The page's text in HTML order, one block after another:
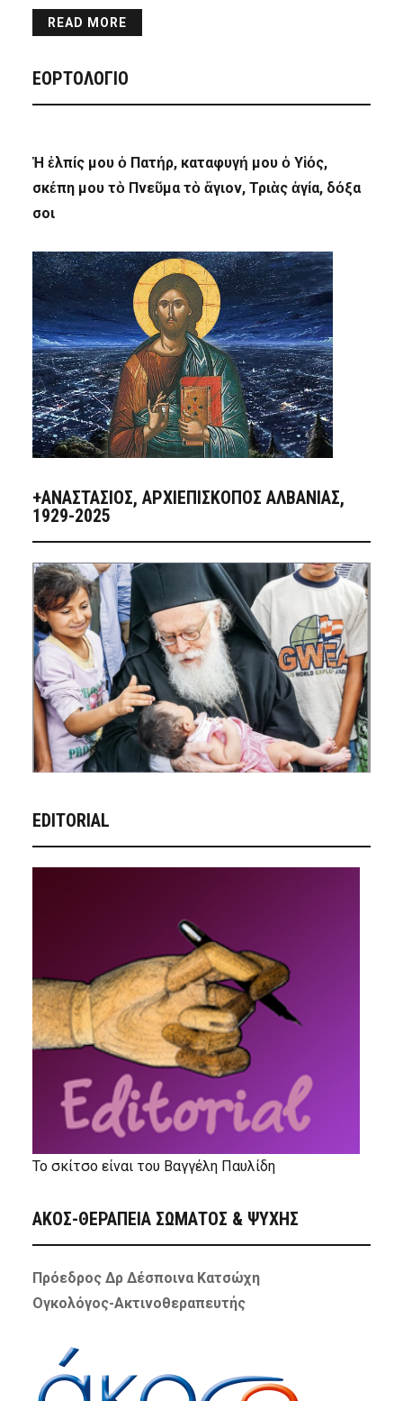
READ MORE
ΕΟΡΤΟΛΟΓΙΟ
Ἡ ἐλπίς μου ὁ Πατήρ, καταφυγή μου ὁ Υἱός,
σκέπη μου τὸ Πνεῦμα τὸ ἅγιον, Τριὰς ἁγία, δόξα
σοι
+ΑΝΑΣΤΆΣΙΟΣ, ΑΡΧΙΕΠΊΣΚΟΠΟΣ ΑΛΒΑΝΊΑΣ,
1929-2025
EDITORIAL
Το σκίτσο είναι του Βαγγέλη Παυλίδη
ΑΚΟΣ-ΘΕΡΑΠΕΙΑ ΣΩΜΑΤΟΣ & ΨΥΧΗΣ
Πρόεδρος Δρ Δέσποινα Κατσώχη
Ογκολόγος-Ακτινοθεραπευτής